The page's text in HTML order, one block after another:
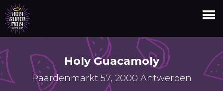
BESTELLEN
LOGIN
Holy Guacamoly
Paardenmarkt 57, 2000 Antwerpen